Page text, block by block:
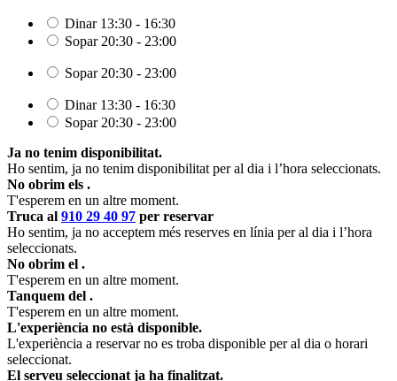
Dinar 13:30 - 16:30
Sopar 20:30 - 23:00
Sopar 20:30 - 23:00
Dinar 13:30 - 16:30
Sopar 20:30 - 23:00
Ja no tenim disponibilitat.
Ho sentim, ja no tenim disponibilitat per al dia i l’hora seleccionats.
No obrim els .
T'esperem en un altre moment.
Truca al 910 29 40 97 per reservar
Ho sentim, ja no acceptem més reserves en línia per al dia i l’hora
seleccionats.
No obrim el .
T'esperem en un altre moment.
Tanquem del .
T'esperem en un altre moment.
L'experiència no està disponible.
L'experiència a reservar no es troba disponible per al dia o horari
seleccionat.
El serveu seleccionat ja ha finalitzat.